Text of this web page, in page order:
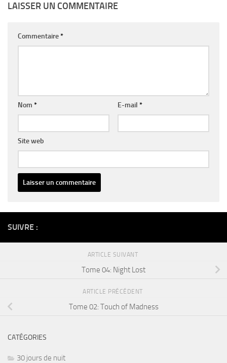
LAISSER UN COMMENTAIRE
Commentaire*
Nom * E-mail *
Site web
SUIVRE :
ARTICLE SUIVANT
Tome 04: Night Lost
ARTICLE PRÉCÉDENT
Tome 02: Touch of Madness
CATÉGORIES
30 jours de nuit